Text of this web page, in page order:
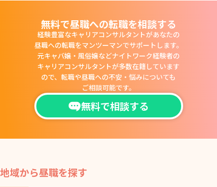
無料で昼職への転職を相談する
経験豊富なキャリアコンサルタントがあなたの
昼職への転職をマンツーマンでサポートします。
元キャバ嬢・風俗嬢などナイトワーク経験者の
キャリアコンサルタントが多数在籍しています
ので、 転職や昼職への不安・悩みについても
ご相談可能です。
無料で相談する
地域から昼職を探す